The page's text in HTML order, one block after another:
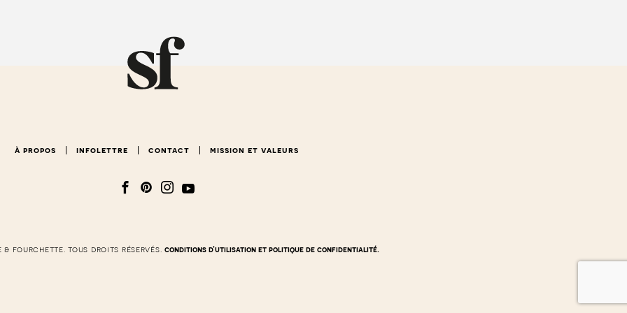
à propos infolettre contact mission et valeurs
& fourchette. tous droits réservés. conditions d’utilisation et politique de confidentialité.